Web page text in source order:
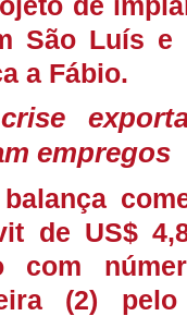
São Luís e
a Fábio.
empregos
de US$
com
(2)